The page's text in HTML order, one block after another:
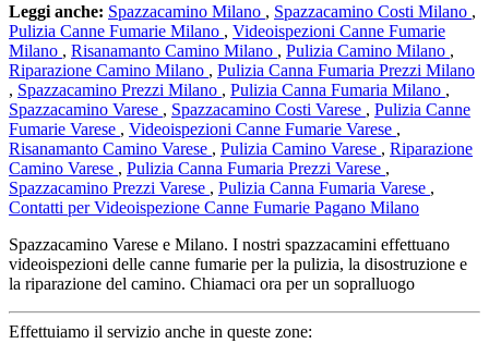
Leggi anche: Spazzacamino Milano , Spazzacamino Costi Milano ,
Pulizia Canne Fumarie Milano , Videoispezioni Canne Fumarie
Milano , Risanamanto Camino Milano , Pulizia Camino Milano ,
Riparazione Camino Milano , Pulizia Canna Fumaria Prezzi Milano
, Spazzacamino Prezzi Milano , Pulizia Canna Fumaria Milano ,
Spazzacamino Varese , Spazzacamino Costi Varese , Pulizia Canne
Fumarie Varese , Videoispezioni Canne Fumarie Varese ,
Risanamanto Camino Varese , Pulizia Camino Varese , Riparazione
Camino Varese , Pulizia Canna Fumaria Prezzi Varese ,
Spazzacamino Prezzi Varese , Pulizia Canna Fumaria Varese ,
Contatti per Videoispezione Canne Fumarie Pagano Milano
Spazzacamino Varese e Milano. I nostri spazzacamini effettuano
videoispezioni delle canne fumarie per la pulizia, la disostruzione e
la riparazione del camino. Chiamaci ora per un sopralluogo
Effettuiamo il servizio anche in queste zone: